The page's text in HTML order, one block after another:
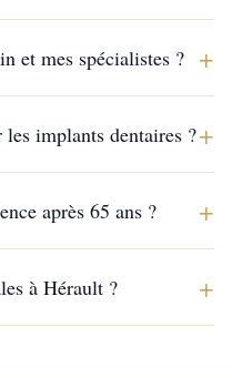
et mes spécialistes ? +
implants dentaires ?+
après 65 ans ? +
à Hérault ? +